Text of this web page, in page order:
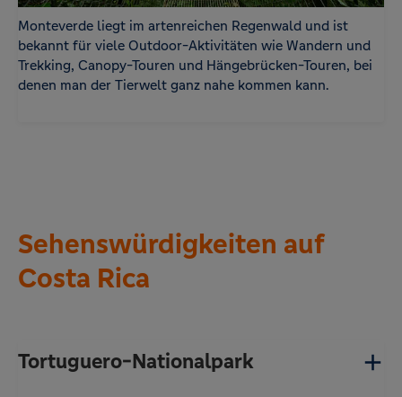
Monteverde liegt im artenreichen Regenwald und ist
bekannt für viele Outdoor-Aktivitäten wie Wandern und
Trekking, Canopy-Touren und Hängebrücken-Touren, bei
denen man der Tierwelt ganz nahe kommen kann.
Sehenswürdigkeiten auf
Costa Rica
Tortuguero-Nationalpark